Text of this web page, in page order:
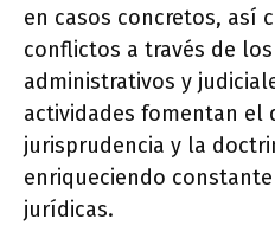
en casos concretos, así
conflictos a través de
administrativos y
actividades fomentan el
jurisprudencia y la
enriqueciendo
jurídicas.